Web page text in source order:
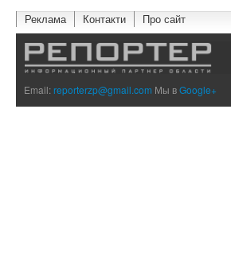
Реклама Контакти Про сайт
Email:reporterzp@gmail.com Мы вGoogle+